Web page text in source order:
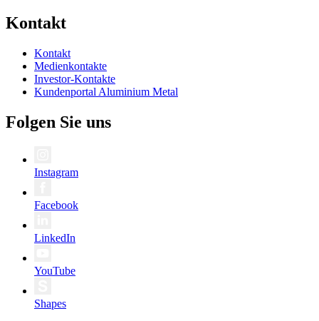
Kontakt
Kontakt
Medienkontakte
Investor-Kontakte
Kundenportal Aluminium Metal
Folgen Sie uns
Instagram
Facebook
LinkedIn
YouTube
Shapes